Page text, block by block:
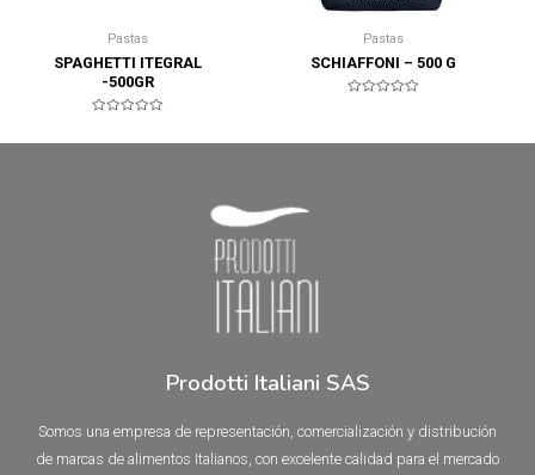
Pastas
SPAGHETTI ITEGRAL
-500GR
Pastas
SCHIAFFONI – 500 G
de
Prodotti Italiani SAS
Somos una empresa de representación, comercialización y distribución
de marcas de alimentos Italianos, con excelente calidad para el mercado